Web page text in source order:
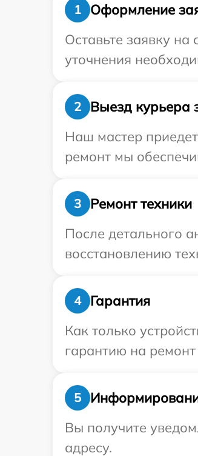
1
Оформление
Оставьте заявку на
уточнения
2
Выезд курьера
Наш мастер
ремонт мы
3
Ремонт техники
После детального
восстановлению
4
Гарантия
Как только
гарантию на ремонт
5
Вы получите
адресу.